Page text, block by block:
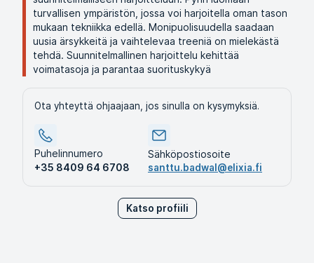
Katso profiili
turvallisen ympäristön, jossa voi harjoitella oman tason
mukaan tekniikka edellä. Monipuolisuudella saadaan
uusia ärsykkeitä ja vaihtelevaa treeniä on mielekästä
tehdä. Suunnitelmallinen harjoittelu kehittää
voimatasoja ja parantaa suorituskykyä
Ota yhteyttä ohjaajaan, jos sinulla on kysymyksiä.
Puhelinnumero
+35 8409 64 6708
Sähköpostiosoite
santtu.badwal@elixia.fi